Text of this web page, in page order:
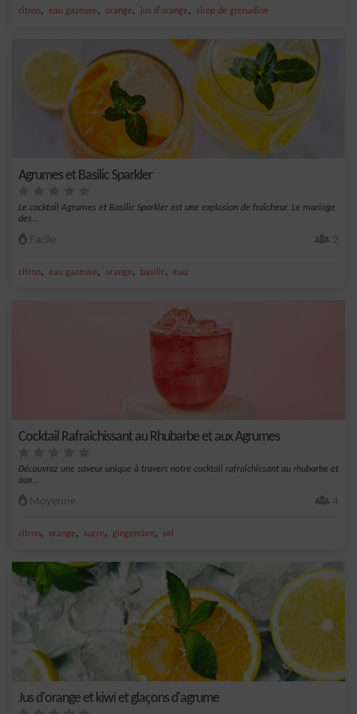
citron, eau gazeuse, orange, jus d'orange, sirop de grenadine
Agrumes et Basilic Sparkler
Le cocktail Agrumes et Basilic Sparkler est une explosion de fraîcheur. Le mariage
des...
Facile 2
citron, eau gazeuse, orange, basilic, eau
Cocktail Rafraîchissant au Rhubarbe et aux Agrumes
Découvrez une saveur unique à travers notre cocktail rafraîchissant au rhubarbe et
aux...
Moyenne 4
citron, orange, sucre, gingembre, sel
Jus d'orange et kiwi et glaçons d'agrume